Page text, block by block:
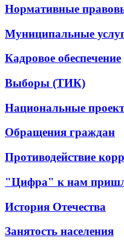
Нормативные
Муниципальные
Кадровое обеспечение
Выборы (ТИК)
Национальные
Обращения граждан
Противодействие
"Цифра" к нам
История Отечества
Занятость населения